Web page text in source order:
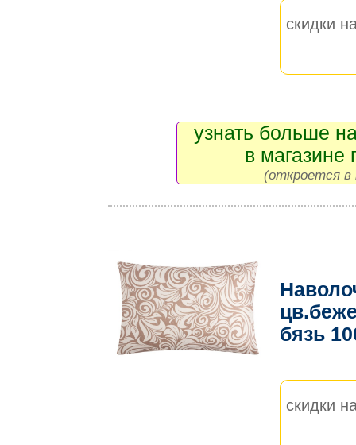
скидки
узнать больше
в магазине
(откроется в
бязь
скидки